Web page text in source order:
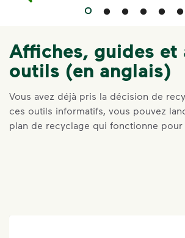
Affiches, guides et
outils (en anglais)
Vous avez déjà pris la décision de
ces outils informatifs, vous pouvez
plan de recyclage qui fonctionne pour